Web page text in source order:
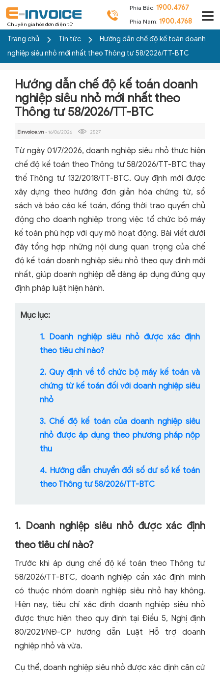
Chuyên gia hóa đơn điện tử
Phía Bắc: 1900.4767
Phía Nam: 1900.4768
Trang chủ Tin tức
Hướng dẫn chế độ kế toán doanh
nghiệp siêu nhỏ mới nhất theo Thông tư 58/2026/TT-BTC
Hướng dẫn chế độ kế toán doanh
nghiệp siêu nhỏ mới nhất theo
Thông tư 58/2026/TT-BTC
Einvoice.vn- 16/06/2026 2527
Từ ngày 01/7/2026, doanh nghiệp siêu nhỏ thực hiện
chế độ kế toán theo Thông tư 58/2026/TT-BTC thay
thế Thông tư 132/2018/TT-BTC. Quy định mới được
xây dựng theo hướng đơn giản hóa chứng từ, sổ
sách và báo cáo kế toán, đồng thời trao quyền chủ
động cho doanh nghiệp trong việc tổ chức bộ máy
kế toán phù hợp với quy mô hoạt động. Bài viết dưới
đây tổng hợp những nội dung quan trọng của chế
độ kế toán doanh nghiệp siêu nhỏ theo quy định mới
nhất, giúp doanh nghiệp dễ dàng áp dụng đúng quy
định pháp luật hiện hành.
Mục lục:
1. Doanh nghiệp siêu nhỏ được xác định
theo tiêu chí nào?
2. Quy định về tổ chức bộ máy kế toán và
chứng từ kế toán đối với doanh nghiệp siêu
nhỏ
3. Chế độ kế toán của doanh nghiệp siêu
nhỏ được áp dụng theo phương pháp nộp
thu
4. Hướng dẫn chuyển đổi số dư sổ kế toán
theo Thông tư 58/2026/TT-BTC
1. Doanh nghiệp siêu nhỏ được xác định
theo tiêu chí nào?
Trước khi áp dụng chế độ kế toán theo Thông tư
58/2026/TT-BTC, doanh nghiệp cần xác định mình
có thuộc nhóm doanh nghiệp siêu nhỏ hay không.
Hiện nay, tiêu chí xác định doanh nghiệp siêu nhỏ
được thực hiện theo quy định tại Điều 5, Nghị định
80/2021/NĐ-CP hướng dẫn Luật Hỗ trợ doanh
nghiệp nhỏ và vừa.
Cụ thể, doanh nghiệp siêu nhỏ được xác định căn cứ